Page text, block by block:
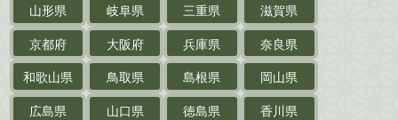
戦前・戦中の紙物・資料
絵葉書
支那・満洲・朝鮮・
台湾関係古資料
山形県
岐阜県 三重県
滋賀県
京都府
大阪府 兵庫県
奈良県
和歌山県
鳥取県 島根県
岡山県
広島県
山口県 徳島県
香川県